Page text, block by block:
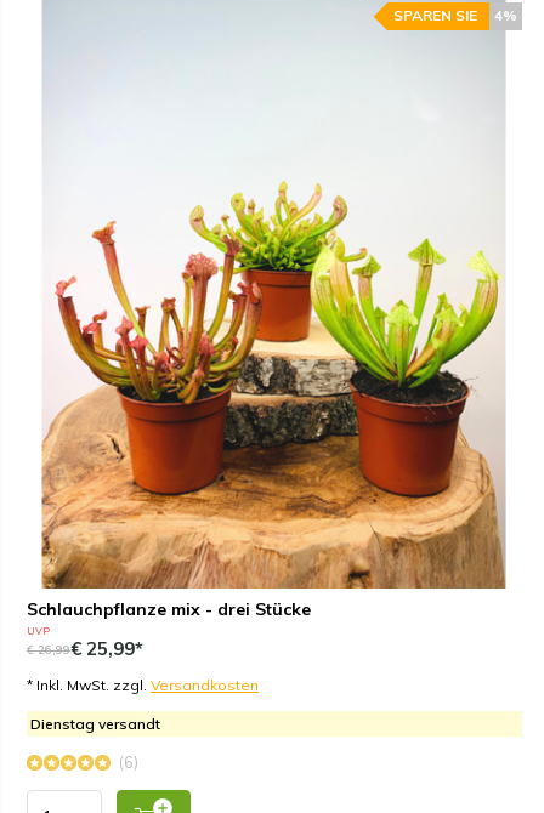
Schlauchpflanze mix - drei Stücke
4%
SPAREN SIE
UVP
€ 26,99€ 25,99*
* Inkl. MwSt. zzgl. Versandkosten
Dienstag versandt
(6)